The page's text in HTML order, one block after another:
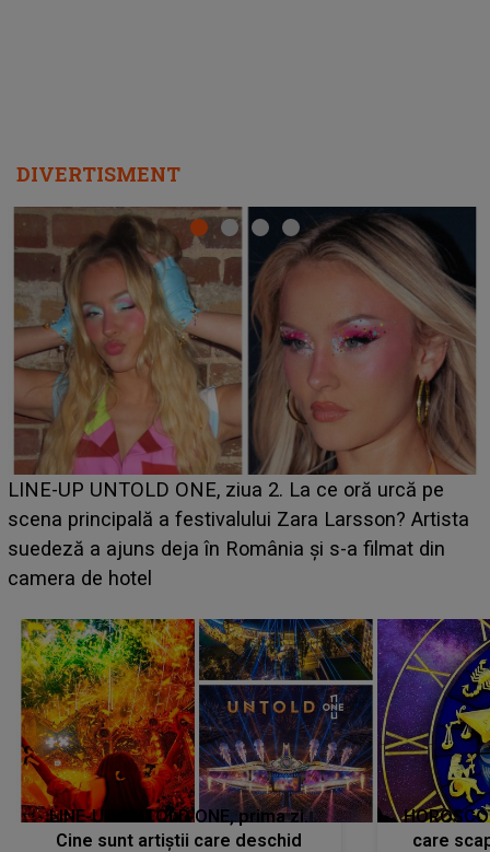
DIVERTISMENT
Ce a dezvăluit noua concurentă din "Casa Iubirii" l-a
luat prin surprindere pe Emanuel. CINE ESTE
BĂIATUL VIZAT de Alexandra?! Aflându-se în fața
faptului împlinit, A RECUNOSCUT IMEDIAT: "Am
LINE-UP UNTOLD ONE, prima zi.
Cine sunt artiștii care deschid
care